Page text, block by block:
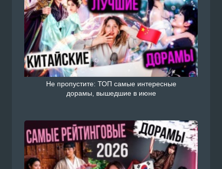
Не пропустите: ТОП самые интересные
дорамы, вышедшие в июне